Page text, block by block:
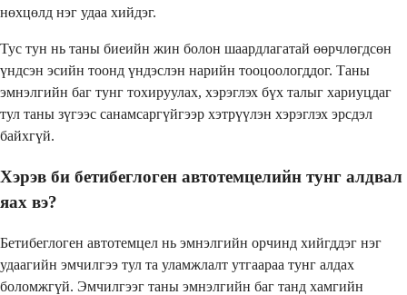
нөхцөлд нэг удаа хийдэг.
Тус тун нь таны биеийн жин болон шаардлагатай өөрчлөгдсөн
үндсэн эсийн тоонд үндэслэн нарийн тооцоологддог. Таны
эмнэлгийн баг тунг тохируулах, хэрэглэх бүх талыг хариуцдаг
тул таны зүгээс санамсаргүйгээр хэтрүүлэн хэрэглэх эрсдэл
байхгүй.
Хэрэв би бетибеглоген автотемцелийн тунг алдвал
яах вэ?
Бетибеглоген автотемцел нь эмнэлгийн орчинд хийгддэг нэг
удаагийн эмчилгээ тул та уламжлалт утгаараа тунг алдах
боломжгүй. Эмчилгээг таны эмнэлгийн баг танд хамгийн